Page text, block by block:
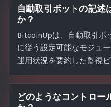
自動取引ボットの記述
か？
BitcoinUpは、自動取引ボ
に従う設定可能なモジュ
運用状況を要約した監視ビ
どのようなコントロー